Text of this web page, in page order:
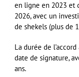
en ligne en 2023 et
2026, avec un
de shekels (plus de
La durée de
date de signature,
ans.